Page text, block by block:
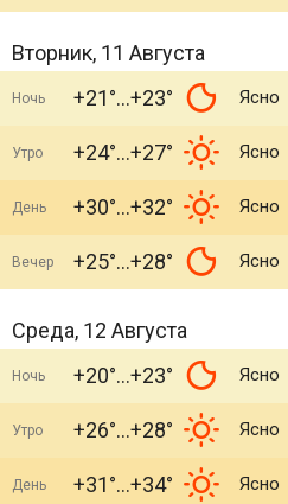
Вторник, 11 Августа
Ночь +21° +23° Ясно
Утро +24° +27° Ясно
День +30° +32° Ясно
Вечер +25° +28° Ясно
Среда, 12 Августа
Ночь +20° +23° Ясно
Утро +26° +28° Ясно
День +31° +34° Ясно